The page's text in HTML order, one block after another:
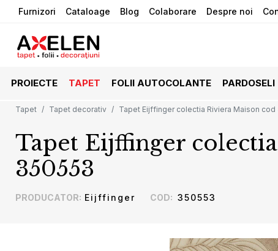
Furnizori Cataloage Blog Colaborare Despre noi
PROIECTE TAPET FOLII AUTOCOLANTE PARDOSELI
Tapet Tapet decorativ Tapet Eijffinger colectia Riviera Maison cod
Tapet Eijffinger
350553
PRODUCATOR: Eijffinger COD: 350553